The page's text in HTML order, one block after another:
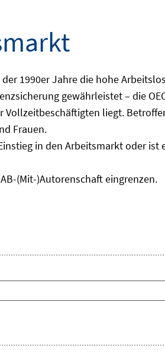
1990er Jahre die hohe
gewährleistet – die
liegt.
Frauen.
in den Arbeitsmarkt oder
(Mit-)Autorenschaft eingrenzen.